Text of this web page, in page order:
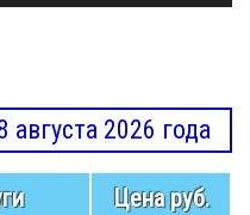
2026 года
Цена руб.